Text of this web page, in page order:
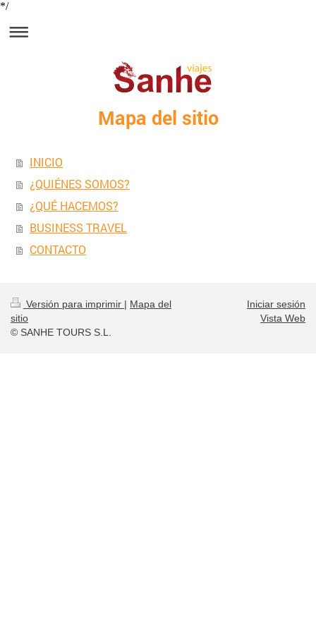
*/
Mapa del sitio
INICIO
¿QUIÉNES SOMOS?
¿QUÉ HACEMOS?
BUSINESS TRAVEL
CONTACTO
Versión para imprimir | Mapa del
sitio
© SANHE TOURS S.L.
Iniciar sesión
Vista Web